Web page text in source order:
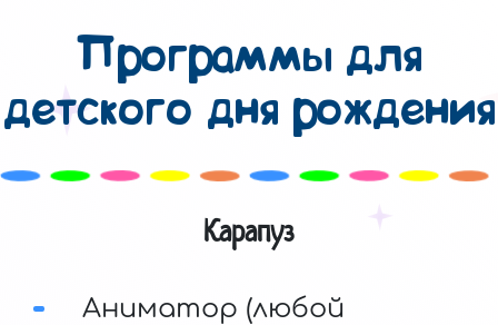
Программы для
детского дня рождения
Карапуз
Аниматор (любой